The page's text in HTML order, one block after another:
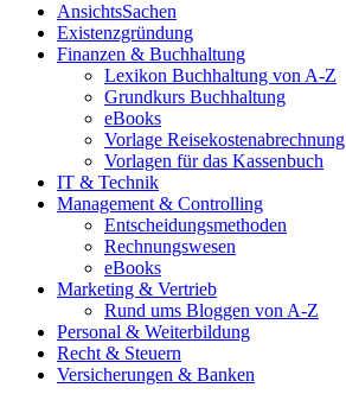
AnsichtsSachen
Existenzgründung
Finanzen & Buchhaltung
Lexikon Buchhaltung von A-Z
Grundkurs Buchhaltung
eBooks
Vorlage Reisekostenabrechnung
Vorlagen für das Kassenbuch
IT & Technik
Management & Controlling
Entscheidungsmethoden
Rechnungswesen
eBooks
Marketing & Vertrieb
Rund ums Bloggen von A-Z
Personal & Weiterbildung
Recht & Steuern
Versicherungen & Banken